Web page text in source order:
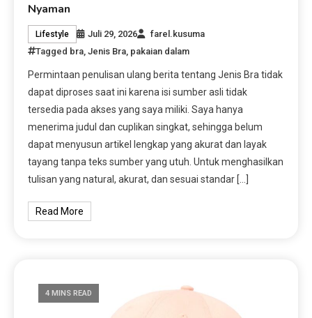
Nyaman
Lifestyle Juli 29, 2026
farel.kusuma
Tagged bra ,Jenis Bra pakaian dalam
Permintaan penulisan ulang berita tentang Jenis Bra tidak
dapat diproses saat ini karena isi sumber asli tidak
tersedia pada akses yang saya miliki. Saya hanya
menerima judul dan cuplikan singkat, sehingga belum
dapat menyusun artikel lengkap yang akurat dan layak
tayang tanpa teks sumber yang utuh. Untuk menghasilkan
tulisan yang natural, akurat, dan sesuai standar […]
Read More
4 MINS READ